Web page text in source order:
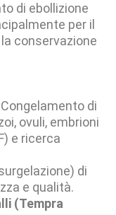
di ebollizione
per il
conservazione
Congelamento di
ovuli, embrioni
) e ricerca
) di
e qualità.
(Tempra